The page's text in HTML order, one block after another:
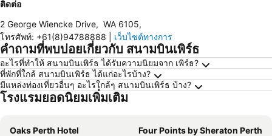
ติดต่อ
2 George Wiencke Drive, WA 6105,
โทรศัพท์: +61(8)94788888 เว็บไซต์ทางการ
คำถามที่พบบ่อยเกี่ยวกับ สนามบินเพิร์ธ
อะไรที่ทำให้ สนามบินเพิร์ธ ได้รับความนิยมจาก เพิร์ธ?
ที่พักที่ใกล้ สนามบินเพิร์ธ ได้แก่อะไรบ้าง?
มีแหล่งท่องเที่ยวอื่นๆ อะไรใกล้ๆ สนามบินเพิร์ธ บ้าง?
โรงแรมยอดนิยมเพิ่มเติม
Oaks Perth Hotel
Four Points by Sheraton Perth